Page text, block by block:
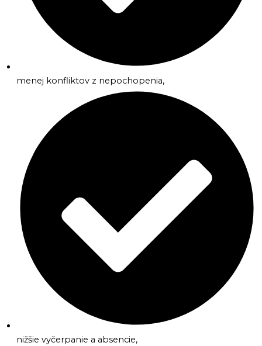
menej konfliktov z nepochopenia,
nižšie vyčerpanie a absencie,